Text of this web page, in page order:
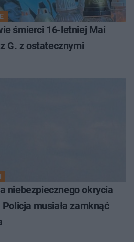
śmierci 16-letniej Mai
G. z ostatecznymi
niebezpiecznego okrycia
musiała zamknąć